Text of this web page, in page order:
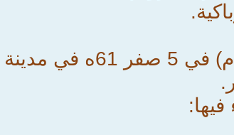
تُوفّيت( عليها